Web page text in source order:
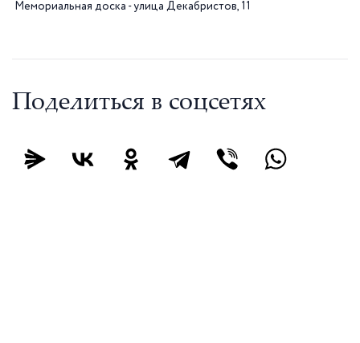
Мемориальная доска - улица Декабристов, 11
Поделиться в соцсетях